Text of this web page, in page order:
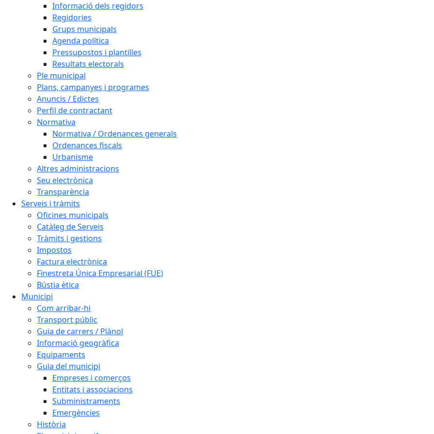
Informació dels regidors
Regidories
Grups municipals
Agenda política
Pressupostos i plantilles
Resultats electorals
Ple municipal
Plans, campanyes i programes
Anuncis / Edictes
Perfil de contractant
Normativa
Normativa / Ordenances generals
Ordenances fiscals
Urbanisme
Altres administracions
Seu electrònica
Transparència
Serveis i tràmits
Oficines municipals
Catàleg de Serveis
Tràmits i gestions
Impostos
Factura electrònica
Finestreta Única Empresarial (FUE)
Bústia ètica
Municipi
Com arribar-hi
Transport públic
Guia de carrers / Plànol
Informació geogràfica
Equipaments
Guia del municipi
Empreses i comerços
Entitats i associacions
Subministraments
Emergències
Història